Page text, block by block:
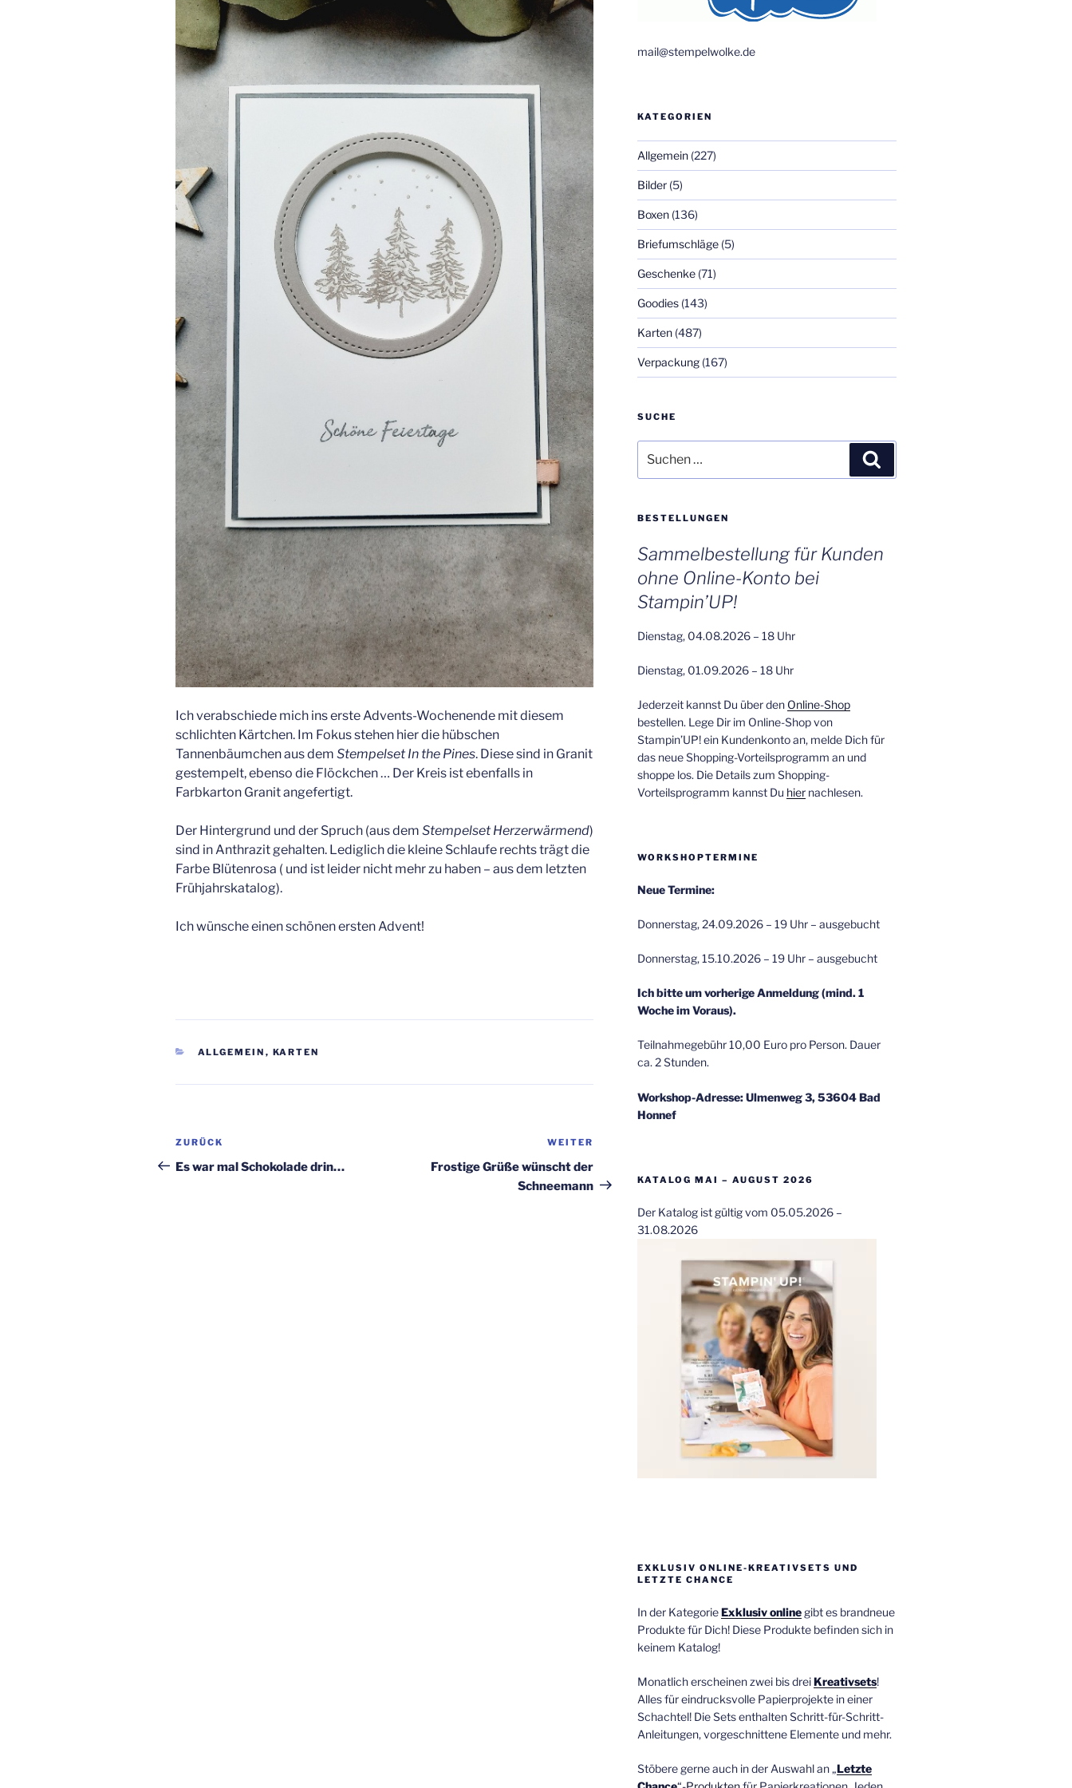
Ich verabschiede mich ins erste Advents-Wochenende mit diesem
schlichten Kärtchen. Im Fokus stehen hier die hübschen
Tannenbäumchen aus dem Stempelset In the Pines. Diese sind in Granit
gestempelt, ebenso die Flöckchen … Der Kreis ist ebenfalls in
Farbkarton Granit angefertigt.
Der Hintergrund und der Spruch (aus dem Stempelset Herzerwärmend)
sind in Anthrazit gehalten. Lediglich die kleine Schlaufe rechts trägt die
Farbe Blütenrosa ( und ist leider nicht mehr zu haben – aus dem letzten
Frühjahrskatalog).
Ich wünsche einen schönen ersten Advent!
KATEGORIEN
ALLGEMEIN , KARTEN
Beitragsnavigation
Vorheriger
Beitrag
ZURÜCK
Es war mal Schokolade drin…
Beitrag
WEITER
Frostige Grüße wünscht der
Schneemann
mail@stempelwolke.de
KATEGORIEN
Allgemein(227)
Bilder(5)
Boxen(136)
Briefumschläge(5)
Geschenke(71)
Goodies(143)
Karten(487)
Verpackung(167)
SUCHE
nach:
BESTELLUNGEN
Sammelbestellung für Kunden
ohne Online-Konto bei
Stampin’UP!
Dienstag, 04.08.2026 – 18 Uhr
Dienstag, 01.09.2026 – 18 Uhr
Jederzeit kannst Du über den Online-Shop
bestellen. Lege Dir im Online-Shop von
Stampin’UP! ein Kundenkonto an, melde Dich für
das neue Shopping-Vorteilsprogramm an und
shoppe los. Die Details zum Shopping-
Vorteilsprogramm kannst Du hiernachlesen.
WORKSHOPTERMINE
Neue Termine:
Donnerstag, 24.09.2026 – 19 Uhr – ausgebucht
Donnerstag, 15.10.2026 – 19 Uhr – ausgebucht
Ich bitte um vorherige Anmeldung (mind. 1
Woche im Voraus).
Teilnahmegebühr 10,00 Euro pro Person. Dauer
ca. 2 Stunden.
Workshop-Adresse: Ulmenweg 3, 53604 Bad
Honnef
KATALOG MAI – AUGUST 2026
Der Katalog ist gültig vom 05.05.2026 –
31.08.2026
EXKLUSIV ONLINE-KREATIVSETS UND
LETZTE CHANCE
In der KategorieExklusiv onlinegibt es brandneue
Produkte für Dich! Diese Produkte befinden sich in
keinem Katalog!
Monatlich erscheinen zwei bis drei Kreativsets!
Alles für eindrucksvolle Papierprojekte in einer
Schachtel! Die Sets enthalten Schritt-für-Schritt-
Anleitungen, vorgeschnittene Elemente und mehr.
Stöbere gerne auch in der Auswahl an „Letzte